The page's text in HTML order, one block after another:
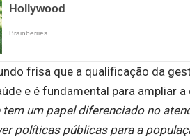
frisa que a qualificação da
e é fundamental para ampliar
um papel diferenciado no
políticas públicas para a